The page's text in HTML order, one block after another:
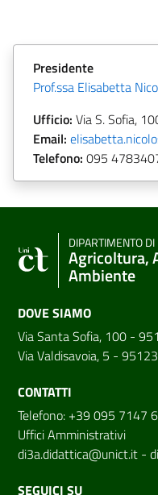
Presidente
Prof.ssa Elisabetta
Ufficio: Via S. Sofia,
Email:
Telefono: 095
DIPARTIMENTO DI
Agricoltura,
Ambiente
DOVE SIAMO
Via Santa Sofia, 100 -
Via Valdisavoia, 5 -
CONTATTI
Telefono: +39 095 7147
Uffici Amministrativi
di3a.didattica@unict.it -
SEGUICI SU